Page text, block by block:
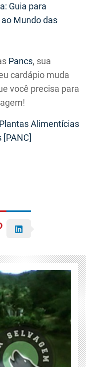
Guia para
Mundo das
Pancs, sua
cardápio muda
você precisa para
Alimentícias